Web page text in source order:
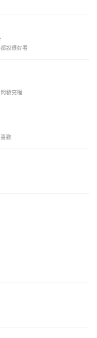
說很好看
發亮喔
歡